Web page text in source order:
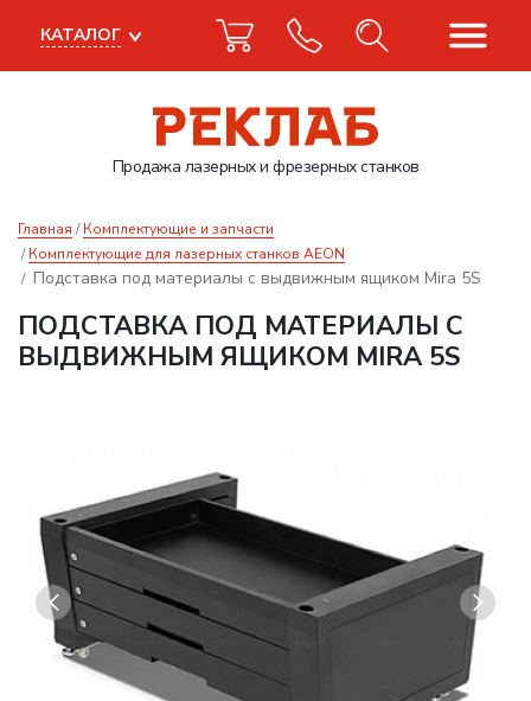
Продажа лазерныхи фрезерных станков
КАТАЛОГ
Главная
Комплектующие и запчасти
Комплектующие для лазерных станков AEON
Подставка под материалы с выдвижным ящиком Mira 5S
ПОДСТАВКА ПОД МАТЕРИАЛЫ С
ВЫДВИЖНЫМ ЯЩИКОМ MIRA 5S